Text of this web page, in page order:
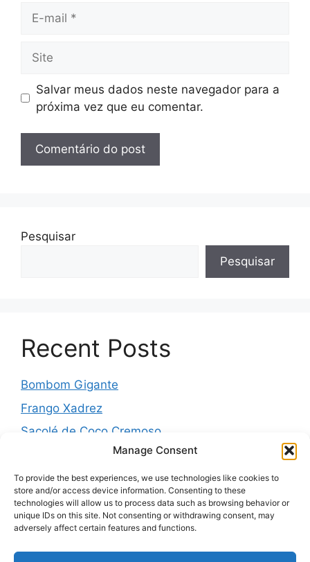
Manage Consent
To provide the best experiences, we use technologies like cookies to
store and/or access device information. Consenting to these
technologies will allow us to process data such as browsing behavior or
unique IDs on this site. Not consenting or withdrawing consent, may
adversely affect certain features and functions.
mail
Salvar meus dados neste navegador para a
próxima vez que eu comentar.
Pesquisar
Pesquisar
Recent Posts
Bombom Gigante
Frango Xadrez
Sacolé de Coco Cremoso
Torta de cebola molhadinha
Pernil Assado com Laranja, Alho e Ervas